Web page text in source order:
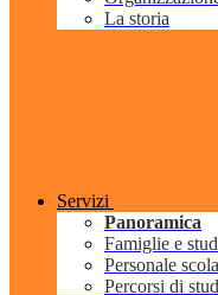
La storia
Servizi
Panoramica
Famiglie e
Personale
Percorsi di